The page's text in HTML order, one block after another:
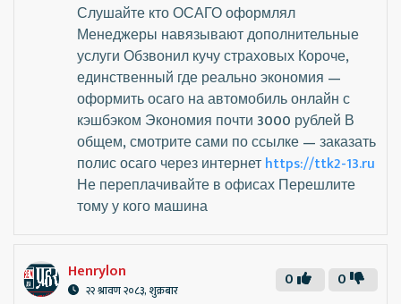
Слушайте кто ОСАГО оформлял
Менеджеры навязывают дополнительные
услуги Обзвонил кучу страховых Короче,
единственный где реально экономия —
оформить осаго на автомобиль онлайн с
кэшбэком Экономия почти 3000 рублей В
общем, смотрите сами по ссылке — заказать
полис осаго через интернетhttps://ttk2-13.ru
Не переплачивайте в офисах Перешлите
тому у кого машина
Henrylon
२२ श्रावण २०८३, शुक्रबार 0
0